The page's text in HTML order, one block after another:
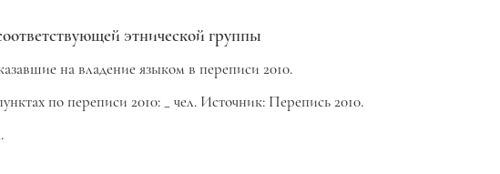
этнической группы
на владение языком в переписи 2010.
по переписи 2010: _ чел. Источник: Перепись 2010.